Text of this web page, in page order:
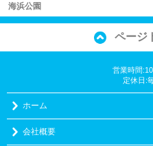
海浜公園
ページ
営業時間
定休日:
ホーム
会社概要